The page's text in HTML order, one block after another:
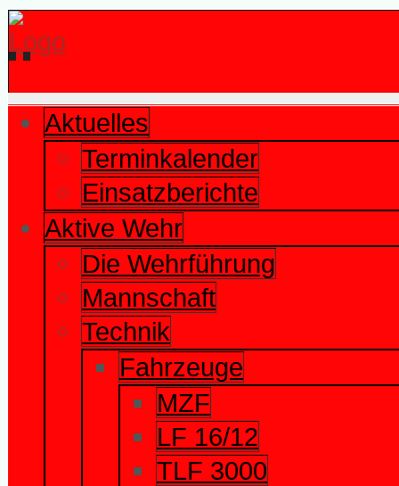
Aktuelles
Terminkalender
Einsatzberichte
Aktive Wehr
Die Wehrführung
Mannschaft
Technik
Fahrzeuge
MZF
LF 16/12
TLF 3000